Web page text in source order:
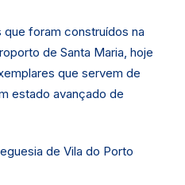
foram construídos na
de Santa Maria, hoje
que servem de
estado avançado de
de Vila do Porto